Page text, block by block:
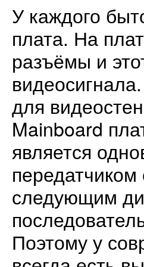
У каждого
плата. На
разъёмы и
для
Mainboard
является
следующим
Поэтому у